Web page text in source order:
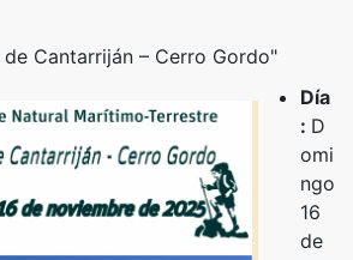
Cantarriján – Cerro Gordo"
Día
: D
omi
ngo
16
de